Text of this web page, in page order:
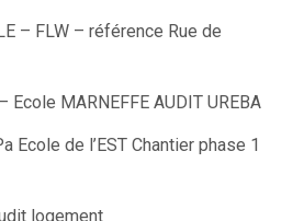
– FLW – référence Rue de
Ecole MARNEFFE AUDIT UREBA
Ecole de l’EST Chantier phase 1
logement